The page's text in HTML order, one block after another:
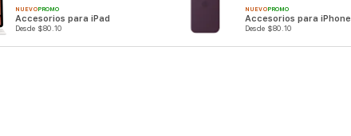
NUEVOPROMO
Accesorios para iPad
Desde $80.10
NUEVOPROMO
Accesorios para iPhone
Desde $80.10